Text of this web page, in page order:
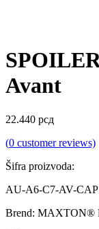
Avant
22.440 рсд
(0 customer reviews)
Šifra proizvoda:
AU-A6-C7-AV-
Brend: MAXTON®